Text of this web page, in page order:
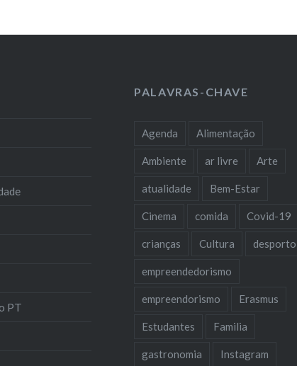
PT
PALAVRAS-CHAVE
Agenda Alimentação
Ambiente ar livre Arte
atualidade Bem-Estar
Cinema comida Covid-19
crianças Cultura desporto
empreendedorismo
empreendorismo Erasmus
Estudantes Familia
gastronomia Instagram